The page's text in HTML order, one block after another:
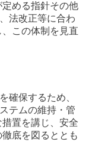
める指針その他
法改正等に合わ
この体制を見直
確保するため、
テムの維持・管
置を講じ、安全
底を図るととも